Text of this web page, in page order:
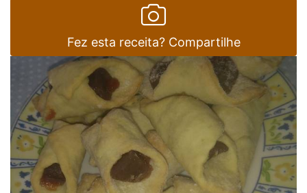
Fez esta receita? Compartilhe